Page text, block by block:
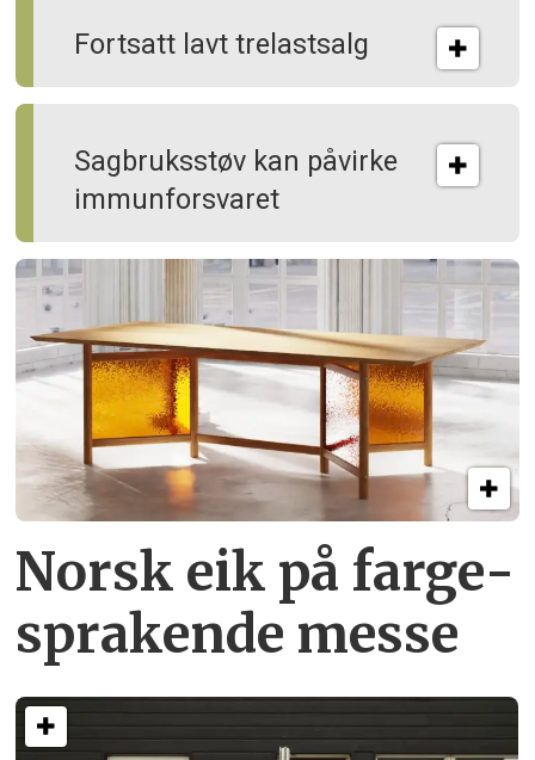
Fortsatt lavt trelastsalg
Sagbruksstøv kan på­virke
immun­forsvaret
Norsk eik på farge­
sprakende messe